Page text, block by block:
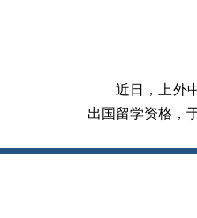
近日，上外
出国留学资格，